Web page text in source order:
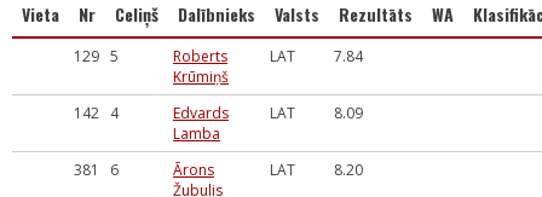
Vieta Nr Celiņš Dalībnieks Valsts Rezultāts WA
129 5
Roberts
Krūmiņš
LAT 7.84
142 4
Edvards
Lamba
LAT 8.09
381 6
Ārons
Žubulis
LAT 8.20